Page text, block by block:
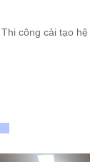
Thi công cải tạo